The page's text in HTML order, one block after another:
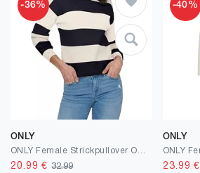
-36%
ONLY
20.99 €32.99
-40%
ONLY
23.99 €